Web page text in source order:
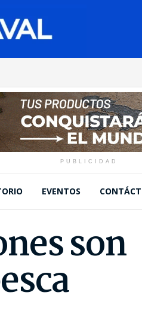
PUBLICIDAD
EVENTOS
son